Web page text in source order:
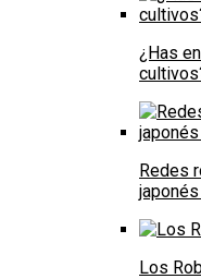
¿Has
Redes
Los